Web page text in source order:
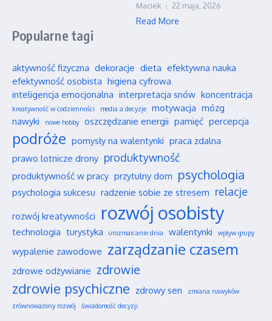
Maciek 22 maja, 2026
Read More
Popularne tagi
aktywność fizyczna dekoracje dieta efektywna nauka
efektywność osobista higiena cyfrowa
inteligencja emocjonalna interpretacja snów koncentracja
kreatywność w codzienności media a decyzje motywacja mózg
nawyki
nowe hobby oszczędzanie energii pamięć percepcja
podróże pomysły na walentynki praca zdalna
prawo lotnicze drony produktywność
produktywność w pracy przytulny dom psychologia
psychologia sukcesu radzenie sobie ze stresem relacje
rozwój kreatywności rozwój osobisty
technologia turystyka urozmaicanie dnia walentynki wpływ grupy
wypalenie zawodowe zarządzanie czasem
zdrowe odżywianie zdrowie
zdrowie psychiczne zdrowy sen
zmiana nawyków
zrównoważony rozwój
świadomość decyzji